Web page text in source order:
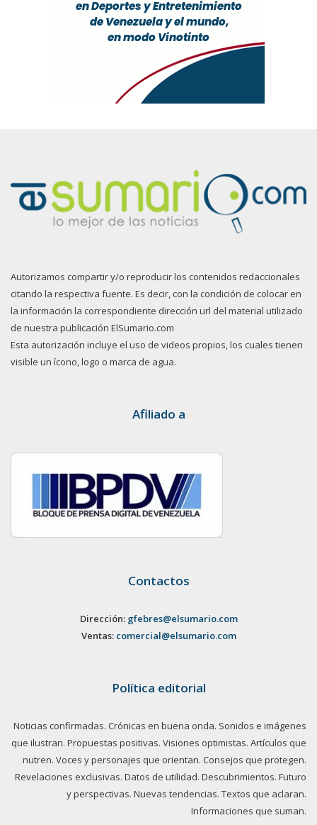
Autorizamos compartir y/o reproducir los contenidos redaccionales
citando la respectiva fuente. Es decir, con la condición de colocar en
la información la correspondiente dirección url del material utilizado
de nuestra publicación ElSumario.com
Esta autorización incluye el uso de videos propios, los cuales tienen
visible un ícono, logo o marca de agua.
Afiliado a
Contactos
Dirección: gfebres@elsumario.com
Ventas: comercial@elsumario.com
Política editorial
Noticias confirmadas. Crónicas en buena onda. Sonidos e imágenes
que ilustran. Propuestas positivas. Visiones optimistas. Artículos que
nutren. Voces y personajes que orientan. Consejos que protegen.
Revelaciones exclusivas. Datos de utilidad. Descubrimientos. Futuro
y perspectivas. Nuevas tendencias. Textos que aclaran.
Informaciones que suman.